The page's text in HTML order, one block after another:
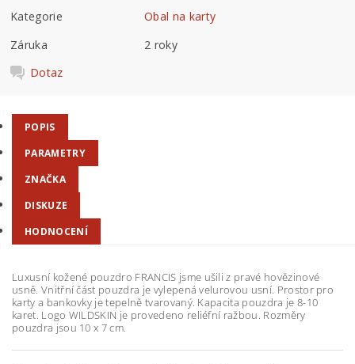
Kategorie
Obal na karty
Záruka
2 roky
Dotaz
POPIS
PARAMETRY
ZNAČKA
DISKUZE
HODNOCENÍ
Luxusní kožené pouzdro FRANCIS jsme ušili z pravé hovězinové
usně. Vnitřní část pouzdra je vylepená velurovou usní. Prostor pro
karty a bankovky je tepelně tvarovaný. Kapacita pouzdra je 8-10
karet. Logo WILDSKIN je provedeno reliéfní ražbou. Rozměry
pouzdra jsou 10 x 7 cm.